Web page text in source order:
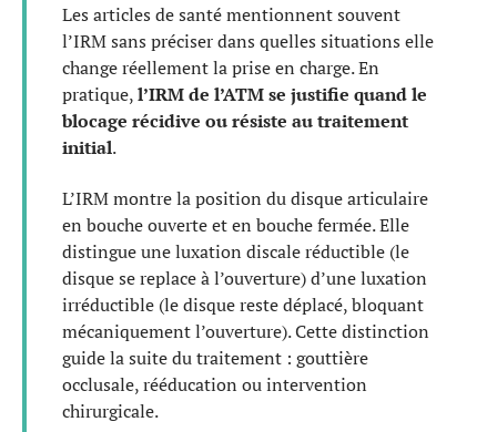
Les articles de santé mentionnent souvent
l’IRM sans préciser dans quelles situations elle
change réellement la prise en charge. En
pratique,l’IRM de l’ATM se justifie quand le
blocage récidive ou résiste au traitement
initial.
L’IRM montre la position du disque articulaire
en bouche ouverte et en bouche fermée. Elle
distingue une luxation discale réductible (le
disque se replace à l’ouverture) d’une luxation
irréductible (le disque reste déplacé, bloquant
mécaniquement l’ouverture). Cette distinction
guide la suite du traitement : gouttière
occlusale, rééducation ou intervention
chirurgicale.